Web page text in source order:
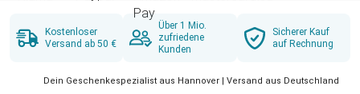
Kostenloser
Versand ab 50 €
Über 1 Mio.
zufriedene
Kunden
Sicherer Kauf
auf Rechnung
Dein Geschenkespezialist aus Hannover | Versand aus Deutschland